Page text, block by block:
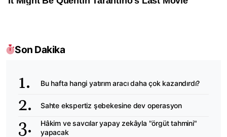
Son Dakika
Bu hafta hangi yatırım aracı daha çok kazandırdı?
Sahte ekspertiz şebekesine dev operasyon
Hâkim ve savcılar yapay zekâyla "örgüt tahmini"
yapacak